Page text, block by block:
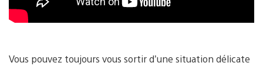
Vous pouvez toujours vous sortir d’une situation délicate